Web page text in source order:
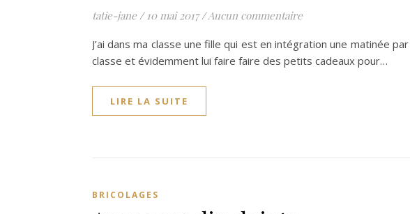
tatie-jane / 10 mai 2017 /Aucun commentaire
J’ai dans ma classe une fille qui est en intégration une matinée
classe et évidemment lui faire faire des petits cadeaux pour…
LIRE LA SUITE
BRICOLAGES